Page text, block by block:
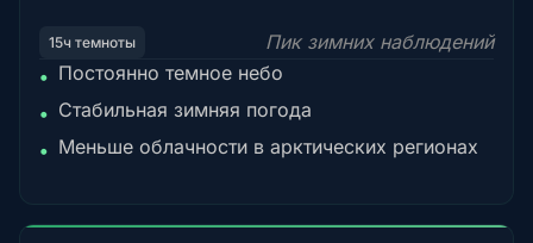
15ч темноты
Пик зимних наблюдений
• Постоянно темное небо
• Стабильная зимняя погода
• Меньше облачности в арктических регионах